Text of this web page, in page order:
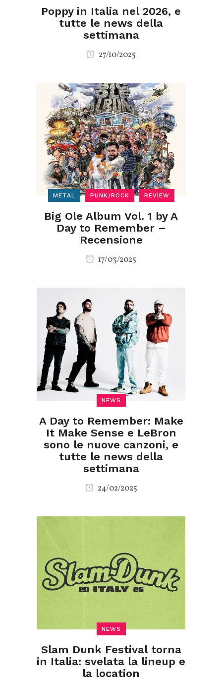
Poppy in Italia nel 2026, e
tutte le news della
settimana
27/10/2025
METAL PUNK/ROCK REVIEW
Big Ole Album Vol. 1 by A
Day to Remember –
Recensione
17/03/2025
NEWS
A Day to Remember: Make
It Make Sense e LeBron
sono le nuove canzoni, e
tutte le news della
settimana
24/02/2025
NEWS
Slam Dunk Festival torna
in Italia: svelata la lineup e
la location